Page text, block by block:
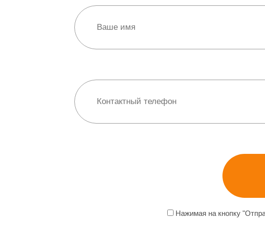
Нажимая на кнопку